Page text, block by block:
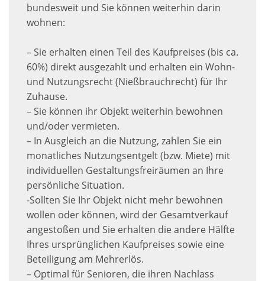
bundesweit und Sie können weiterhin darin
wohnen:
– Sie erhalten einen Teil des Kaufpreises (bis ca.
60%) direkt ausgezahlt und erhalten ein Wohn-
und Nutzungsrecht (Nießbrauchrecht) für Ihr
Zuhause.
– Sie können ihr Objekt weiterhin bewohnen
und/oder vermieten.
– In Ausgleich an die Nutzung, zahlen Sie ein
monatliches Nutzungsentgelt (bzw. Miete) mit
individuellen Gestaltungsfreiräumen an Ihre
persönliche Situation.
-Sollten Sie Ihr Objekt nicht mehr bewohnen
wollen oder können, wird der Gesamtverkauf
angestoßen und Sie erhalten die andere Hälfte
Ihres ursprünglichen Kaufpreises sowie eine
Beteiligung am Mehrerlös.
– Optimal für Senioren, die ihren Nachlass